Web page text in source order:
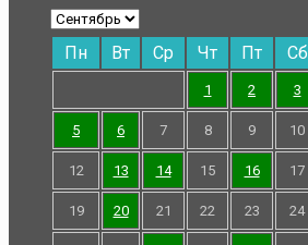
Пн Вт Ср Чт Пт Сб
1 2 3
5 6 7 8 9 10
12 13 14 15 16 17
19 20 21 22 23 24